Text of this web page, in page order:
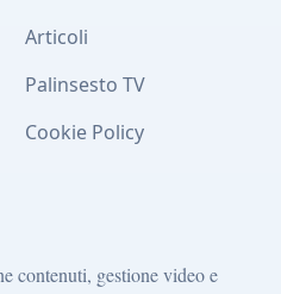
Articoli
Palinsesto TV
Cookie Policy
contenuti, gestione video e